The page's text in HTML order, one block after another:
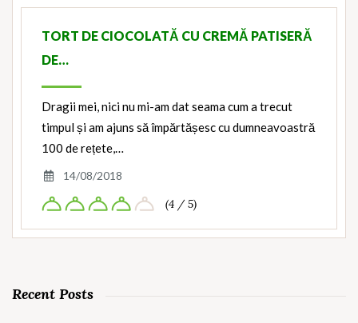
TORT DE CIOCOLATĂ CU CREMĂ PATISERĂ
DE…
Dragii mei, nici nu mi-am dat seama cum a trecut
timpul și am ajuns să împărtășesc cu dumneavoastră
100 de rețete,…
14/08/2018
(4 / 5)
Recent Posts